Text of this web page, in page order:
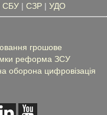
СБУ| СЗР| УДО
грошове
реформа ЗСУ
оборона цифровізація